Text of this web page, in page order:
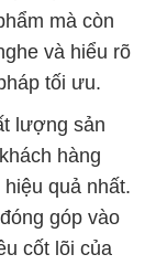
mà còn
và hiểu rõ
tối ưu.
lượng sản
hàng
quả nhất.
góp vào
cốt lõi của